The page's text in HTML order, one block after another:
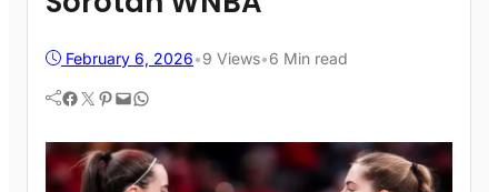
February 6, 2026•9 Views•6 Min read
Facebook Twitter Pinterest Mail WhatsApp